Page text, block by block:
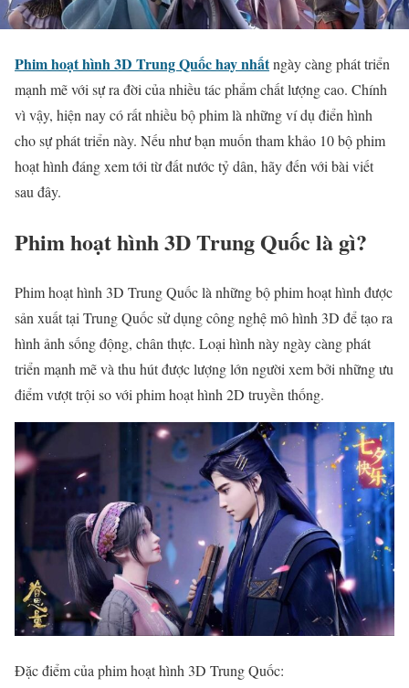
Phim hoạt hình 3D Trung Quốc hay nhấtngày càng phát triển
mạnh mẽ với sự ra đời của nhiều tác phẩm chất lượng cao. Chính
vì vậy, hiện nay có rất nhiều bộ phim là những ví dụ điển hình
cho sự phát triển này. Nếu như bạn muốn tham khảo 10 bộ phim
hoạt hình đáng xem tới từ đất nước tỷ dân, hãy đến với bài viết
sau đây.
Phim hoạt hình 3D Trung Quốc là gì?
Phim hoạt hình 3D Trung Quốc là những bộ phim hoạt hình được
sản xuất tại Trung Quốc sử dụng công nghệ mô hình 3D để tạo ra
hình ảnh sống động, chân thực. Loại hình này ngày càng phát
triển mạnh mẽ và thu hút được lượng lớn người xem bởi những ưu
điểm vượt trội so với phim hoạt hình 2D truyền thống.
Đặc điểm của phim hoạt hình 3D Trung Quốc: